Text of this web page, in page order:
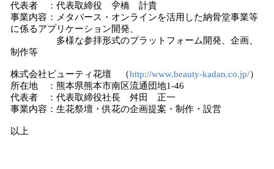
代表者 ：代表取締役 𫝆橋 計貴
事業内容：メタバース・オンラインを活用した納骨堂事業等
に係るアプリケーション開発、
多様な参拝形式のプラットフォーム開発、企画、
制作等
株式会社ビューティ花壇 （http://www.beauty-kadan.co.jp/）
所在地 ：熊本県熊本市南区流通団地1-46
代表者 ：代表取締役社長 舛田 正一
事業内容：生花祭壇・供花の企画提案・制作・設営
以上